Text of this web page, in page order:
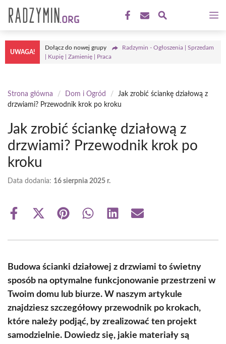
treści
UWAGA!
Dołącz do nowej grupy
Radzymin - Ogłoszenia | Sprzedam
| Kupię | Zamienię | Praca
Strona główna / Dom i Ogród /
Jak zrobić ściankę działową z
drzwiami? Przewodnik krok po kroku
Jak zrobić ściankę działową z
drzwiami? Przewodnik krok po
kroku
Data dodania: 16 sierpnia 2025 r.
Share
Share
(Twitter)
Share Share Share Share
Budowa ścianki działowej z drzwiami to świetny
sposób na optymalne funkcjonowanie przestrzeni w
Twoim domu lub biurze. W naszym artykule
znajdziesz szczegółowy przewodnik po krokach,
które należy podjąć, by zrealizować ten projekt
samodzielnie. Dowiedz się, jakie materiały są